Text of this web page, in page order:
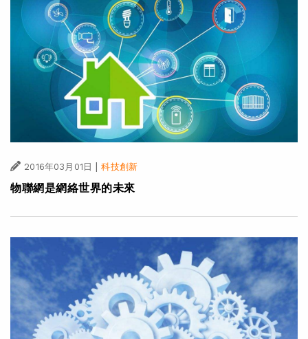
2016年03月01日 | 科技創新
物聯網是網絡世界的未來